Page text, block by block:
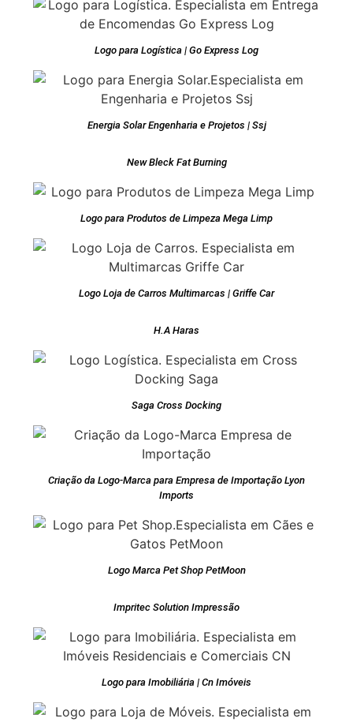
Logo para Logística | Go Express Log
Energia Solar Engenharia e Projetos | Ssj
New Bleck Fat Burning
Logo para Produtos de Limpeza Mega Limp
Logo Loja de Carros Multimarcas | Griffe Car
H.A Haras
Saga Cross Docking
Criação da Logo-Marca para Empresa de Importação Lyon
Imports
Logo Marca Pet Shop PetMoon
Impritec Solution Impressão
Logo para Imobiliária | Cn Imóveis